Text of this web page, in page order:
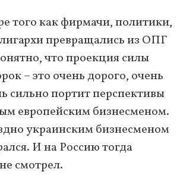
того как фирмачи, политики,
превращались из ОПГ
что проекция силы
– это очень дорого, очень
сильно портит перспективы
европейским бизнесменом.
украинским бизнесменом
И на Россию тогда
смотрел.